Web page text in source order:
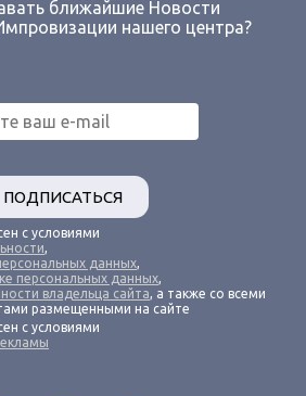
ближайшие Новости
нашего центра?
ПОДПИСАТЬСЯ
с условиями
,
данных,
персональных данных,
владельца сайта, а также со всеми
размещенными на сайте
с условиями